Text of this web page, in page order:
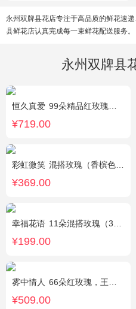
永州双牌县花店专注于高品质的鲜花速
县鲜花店认真完成每一束鲜花配送服务。
永州双牌县
恒久真爱 99朵精品红玫瑰，粉色相思梅丰满围边，搭配皇冠、黑色缎带装饰
¥719.00
彩虹微笑 混搭玫瑰（香槟色，紫色，白色，戴安娜粉色）共52朵，相思梅、桔梗配花
¥369.00
幸福花语 11朵混搭玫瑰（3支红玫瑰、3支粉玫瑰、3支白玫瑰、2支香槟玫瑰），搭配适量黄莺、栀子叶，随机赠送1只可爱小熊。
¥199.00
雾中情人 66朵红玫瑰，王冠，灯带
¥509.00